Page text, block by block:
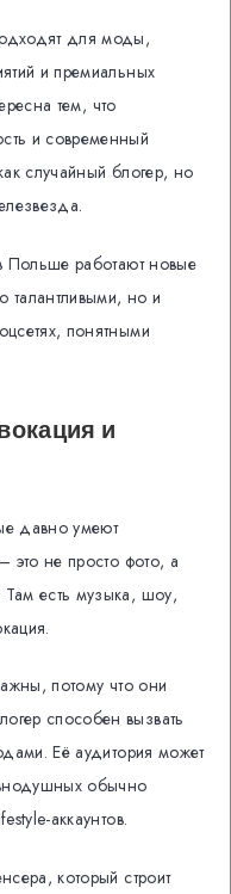
для моды,
и премиальных
тем, что
и современный
случайный блогер, но
Польше работают новые
талантливыми, но и
понятными
и
давно умеют
это не просто фото, а
есть музыка, шоу,
потому что они
способен вызвать
Её аудитория может
обычно
аккаунтов.
который строит